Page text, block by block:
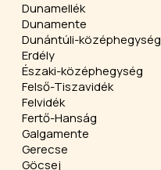
Dunamellék
Dunamente
Dunántúli-középhegység
Erdély
Északi-középhegység
Felső-Tiszavidék
Felvidék
Fertő-Hanság
Galgamente
Gerecse
Göcsej